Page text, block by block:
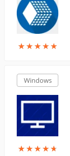
★★★★★
★★★★★
Windows
★★★★★
★★★★★